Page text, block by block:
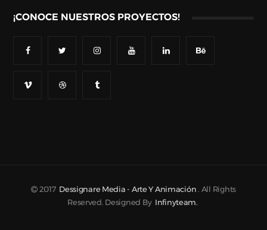
¡CONOCE NUESTROS PROYECTOS!
2017 Dessignare Media - Arte Y Animación
. All Rights
Reserved. Designed By Infinyteam.